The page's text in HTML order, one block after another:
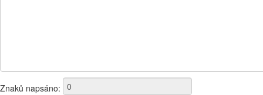
Znaků napsáno: